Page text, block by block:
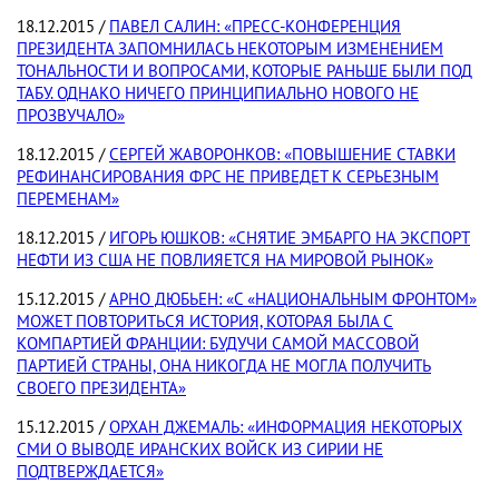
18.12.2015 / ПАВЕЛ САЛИН: «ПРЕСС-КОНФЕРЕНЦИЯ
ПРЕЗИДЕНТА ЗАПОМНИЛАСЬ НЕКОТОРЫМ ИЗМЕНЕНИЕМ
ТОНАЛЬНОСТИ И ВОПРОСАМИ, КОТОРЫЕ РАНЬШЕ БЫЛИ ПОД
ТАБУ. ОДНАКО НИЧЕГО ПРИНЦИПИАЛЬНО НОВОГО НЕ
ПРОЗВУЧАЛО»
18.12.2015 /СЕРГЕЙ ЖАВОРОНКОВ: «ПОВЫШЕНИЕ СТАВКИ
РЕФИНАНСИРОВАНИЯ ФРС НЕ ПРИВЕДЕТ К СЕРЬЕЗНЫМ
ПЕРЕМЕНАМ»
18.12.2015 / ИГОРЬ ЮШКОВ: «СНЯТИЕ ЭМБАРГО НА ЭКСПОРТ
НЕФТИ ИЗ США НЕ ПОВЛИЯЕТСЯ НА МИРОВОЙ РЫНОК»
15.12.2015 /АРНО ДЮБЬЕН: «С «НАЦИОНАЛЬНЫМ ФРОНТОМ»
МОЖЕТ ПОВТОРИТЬСЯ ИСТОРИЯ, КОТОРАЯ БЫЛА С
КОМПАРТИЕЙ ФРАНЦИИ: БУДУЧИ САМОЙ МАССОВОЙ
ПАРТИЕЙ СТРАНЫ, ОНА НИКОГДА НЕ МОГЛА ПОЛУЧИТЬ
СВОЕГО ПРЕЗИДЕНТА»
15.12.2015 /ОРХАН ДЖЕМАЛЬ: «ИНФОРМАЦИЯ НЕКОТОРЫХ
СМИ О ВЫВОДЕ ИРАНСКИХ ВОЙСК ИЗ СИРИИ НЕ
ПОДТВЕРЖДАЕТСЯ»